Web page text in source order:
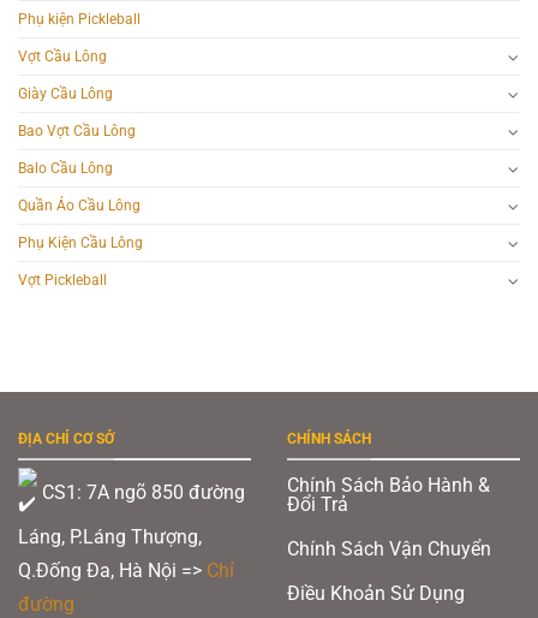
Phụ kiện Pickleball
Vợt Cầu Lông
Giày Cầu Lông
Bao Vợt Cầu Lông
Balo Cầu Lông
Quần Áo Cầu Lông
Phụ Kiện Cầu Lông
Vợt Pickleball
ĐỊA CHỈ CƠ SỞ
CS1: 7A ngõ 850 đường
Láng, P.Láng Thượng,
Q.Đống Đa, Hà Nội => Chỉ
đường
CHÍNH SÁCH
Chính Sách Bảo Hành &
Đổi Trả
Chính Sách Vận Chuyển
Điều Khoản Sử Dụng